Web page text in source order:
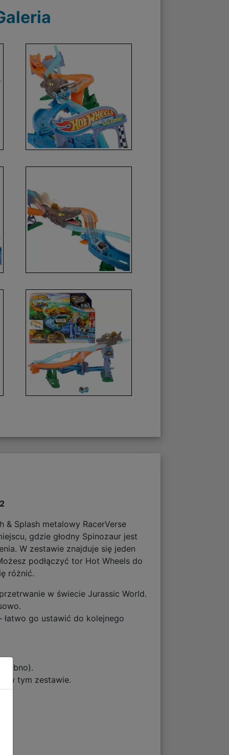
Splash metalowy RacerVerse
gdzie głodny Spinozaur jest
W zestawie znajduje się jeden
podłączyć tor Hot Wheels do
różnić.
w świecie Jurassic World.
go ustawić do kolejnego
w tym zestawie.